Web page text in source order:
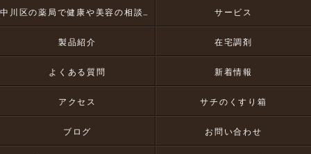
サービス
製品紹介 在宅調剤
よくある質問 新着情報
アクセス サチのくすり箱
ブログ お問い合わせ